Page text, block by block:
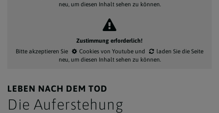
neu , um diesen Inhalt sehen zu können.
Zustimmung erforderlich!
Bitte akzeptieren Sie
Cookies von Youtube und
laden Sie die Seite
neu , um diesen Inhalt sehen zu können.
LEBEN NACH DEM TOD
Die Auferstehung